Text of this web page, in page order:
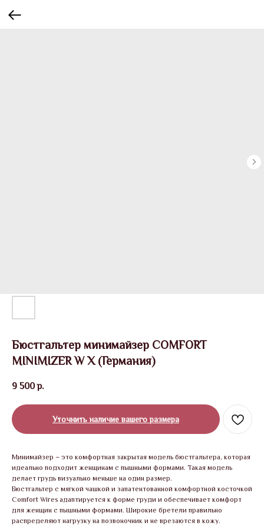
Бюстгальтер минимайзер COMFORT
MINIMIZER W X (Германия)
9 500 р.
Уточнить наличие вашего размера
Минимайзер – это комфортная закрытая модель бюстгальтера, которая
идеально подходит женщинам с пышными формами. Такая модель
делает грудь визуально меньше на один размер.
Бюстгальтер с мягкой чашкой и запатентованной комфортной косточкой
Comfort Wires адаптируется к форме груди и обеспечивает комфорт
для женщин с пышными формами. Широкие бретели правильно
распределяют нагрузку на позвоночник и не врезаются в кожу.